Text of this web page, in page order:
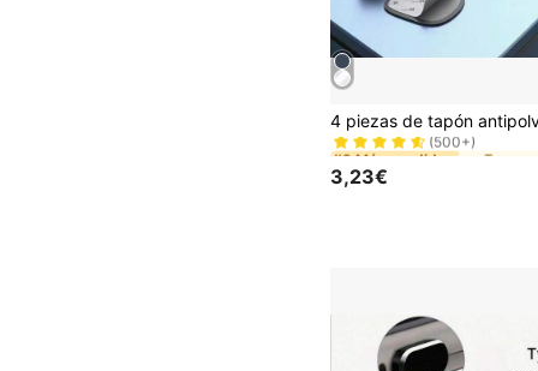
(500+)
#2 Más vendidos
#2 Más vendidos
#2 Más vendidos
3,23€